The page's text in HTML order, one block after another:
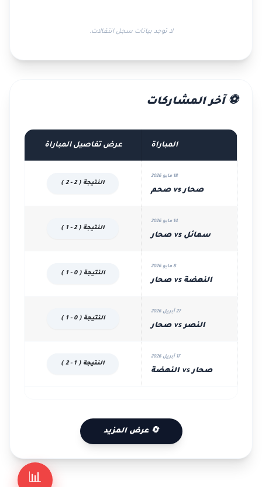
📊
لا توجد بيانات سجل انتقالات.
⚽ آخر المشاركات
المباراة عرض تفاصيل المباراة
18 مايو 2026
صحار vs صحم
النتيجة ( 2 - 2 )
14 مايو 2026
سمائل vs صحار
النتيجة ( 2 - 1 )
8 مايو 2026
النهضة vs صحار
النتيجة ( 0 - 1 )
27 أبريل 2026
النصر vs صحار
النتيجة ( 0 - 1 )
17 أبريل 2026
صحار vs النهضة
النتيجة ( 1 - 2 )
🔄 عرض المزيد